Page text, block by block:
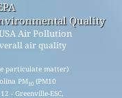
Quality
Air Pollution
air quality
particulate matter)
PM10 (PM10
- Greenville-ESC,